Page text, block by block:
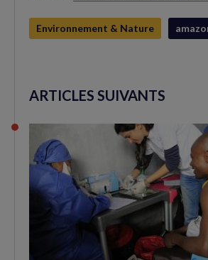
Environnement & Nature
ARTICLES SUIVANTS